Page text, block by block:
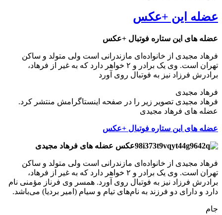
عضله این +عکس
عضله های این ستاره فوتبال +عکس
فرهاد مجیدی از خانواده‌ای مازندرانی است ولی متولد و ساکن
تهران است. وی یک برادر و ۲ خواهر دارد که به غیر از فرهاد،
برادرش فرزاد نیز به فوتبال روی آورد
فرهاد مجیدی
فرهاد مجیدی تصویر زیر را در صفحه اینستاگرامش منتشر کرد.
عضله های فرهاد مجیدی
عضله های این ستاره فوتبال +عکس
عکس عضله های فرهاد مجیدی
فرهاد مجیدی از خانواده‌ای مازندرانی است ولی متولد و ساکن
تهران است. وی یک برادر و ۲ خواهر دارد که به غیر از فرهاد،
برادرش فرزاد نیز به فوتبال روی آورد. همسر وی فرناز مؤمنی نام
دارد و دارای دو فرزند به نام‌های تیام و سیام (امیر بردیا) می‌باشد.
جام